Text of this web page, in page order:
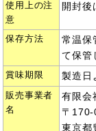
使用上の注
意
開封後
保存方法
常温保
て保管
賞味期限 製造日
販売事業者
名
有限会
〒170-
東京都